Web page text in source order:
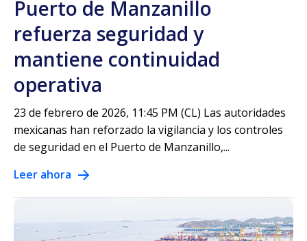
Puerto de Manzanillo
refuerza seguridad y
mantiene continuidad
operativa
23 de febrero de 2026, 11:45 PM (CL) Las autoridades
mexicanas han reforzado la vigilancia y los controles
de seguridad en el Puerto de Manzanillo,...
Leer ahora